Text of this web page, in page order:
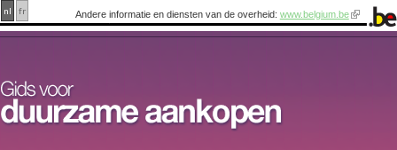
nl fr Andere informatie en diensten van de overheid: www.belgium.be